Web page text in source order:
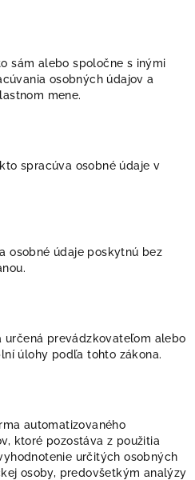
sám alebo spoločne s inými
osobných údajov a
mene.
spracúva osobné údaje v
osobné údaje poskytnú bez
určená prevádzkovateľom alebo
úlohy podľa tohto zákona.
automatizovaného
ktoré pozostáva z použitia
určitých osobných
osoby, predovšetkým analýzy